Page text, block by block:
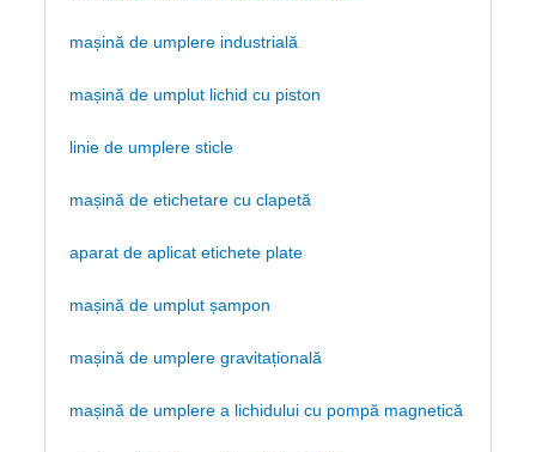
mașină de umplere industrială
mașină de umplut lichid cu piston
linie de umplere sticle
mașină de etichetare cu clapetă
aparat de aplicat etichete plate
mașină de umplut șampon
mașină de umplere gravitațională
mașină de umplere a lichidului cu pompă magnetică